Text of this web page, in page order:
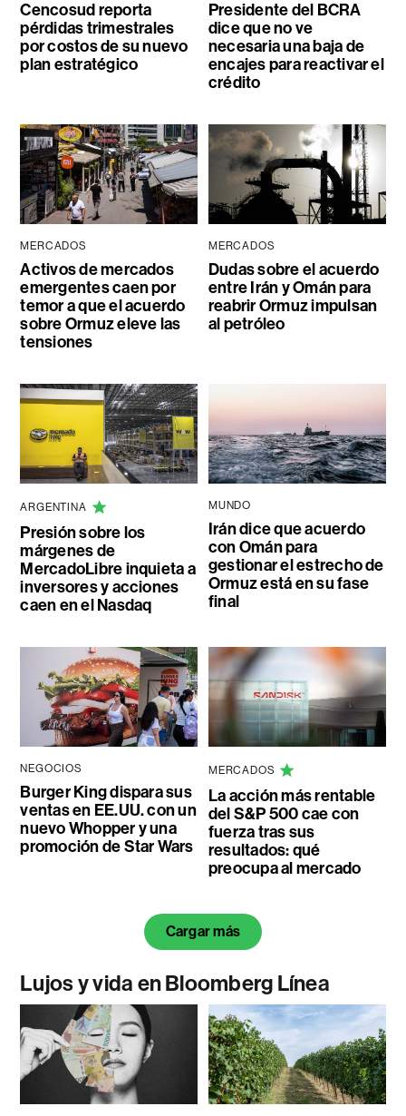
Cencosud reporta
pérdidas trimestrales
por costos de su nuevo
plan estratégico
Presidente del BCRA
dice que no ve
necesaria una baja de
encajes para reactivar el
crédito
MERCADOS
Activos de mercados
emergentes caen por
temor a que el acuerdo
sobre Ormuz eleve las
tensiones
MERCADOS
Dudas sobre el acuerdo
entre Irán y Omán para
reabrir Ormuz impulsan
al petróleo
ARGENTINA
Presión sobre los
márgenes de
MercadoLibre inquieta a
inversores y acciones
caen en el Nasdaq
MUNDO
Irán dice que acuerdo
con Omán para
gestionar el estrecho de
Ormuz está en su fase
final
NEGOCIOS
Burger King dispara sus
ventas en EE.UU. con un
nuevo Whopper y una
promoción de Star Wars
MERCADOS
La acción más rentable
del S&P 500 cae con
fuerza tras sus
resultados: qué
preocupa al mercado
Cargar más
Lujos y vida en Bloomberg Línea